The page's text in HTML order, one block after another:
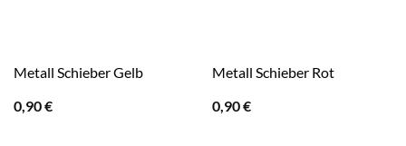
Metall Schieber Gelb
0,90€
Metall Schieber Rot
0,90€